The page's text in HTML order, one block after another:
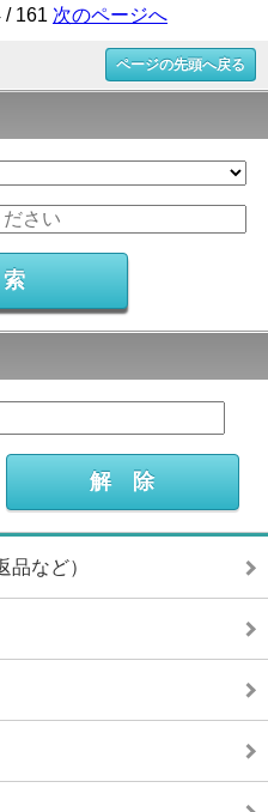
/ 161 次のページへ
ページの先頭へ戻る
など）